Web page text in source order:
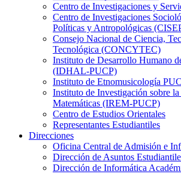
Centro de Investigaciones y
Centro de Investigaciones
Políticas y Antropológicas
Consejo Nacional de Ciencia,
Tecnológica (CONCYTEC)
Instituto de Desarrollo Humano
(IDHAL-PUCP)
Instituto de Etnomusicología
Instituto de Investigación sobre la
Matemáticas (IREM-PUCP)
Centro de Estudios Orientales
Representantes Estudiantiles
Direcciones
Oficina Central de Admisión e
Dirección de Asuntos
Dirección de Informática